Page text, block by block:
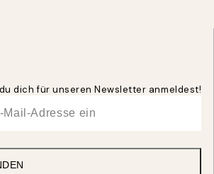
dich für unseren Newsletter anmeldest!